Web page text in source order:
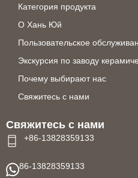
Категория продукта
О Хань Юй
Пользовательское
Экскурсия по заводу
Почему выбирают нас
Свяжитесь с нами
Свяжитесь с нами
+86-13828359133
86-13828359133